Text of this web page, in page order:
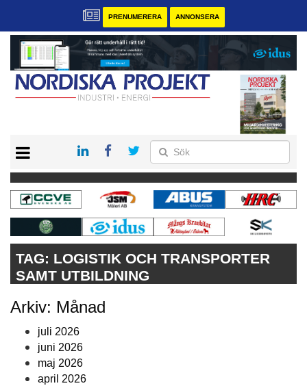
PRENUMERERA ANNONSERA
KONTAKT
VÅRA ANDRA MAGASIN
PRENUMERERA
ANNONSERA
TAG: LOGISTIK OCH TRANSPORTER
SAMT UTBILDNING
Arkiv: Månad
juli 2026
juni 2026
maj 2026
april 2026